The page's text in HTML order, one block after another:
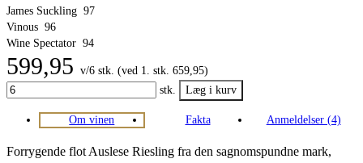
James Suckling 97
Vinous 96
Wine Spectator 94
599,95 v/6 stk. (ved 1. stk. 659,95)
stk.
Om vinen Fakta Anmeldelser (4)
Forrygende flot Auslese Riesling fra den sagnomspundne mark,